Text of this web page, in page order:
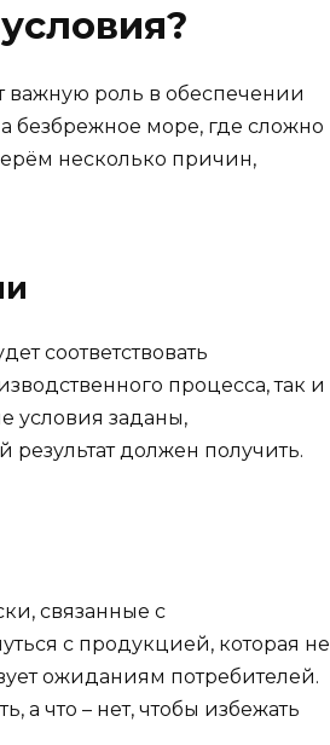
важную роль в обеспечении
безбрежное море, где сложно
несколько причин,
соответствовать
процесса, так и
условия заданы,
результат должен получить.
связанные с
с продукцией, которая не
ожиданиям потребителей.
а что – нет, чтобы избежать